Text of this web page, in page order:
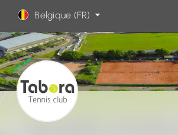
Belgique (FR)